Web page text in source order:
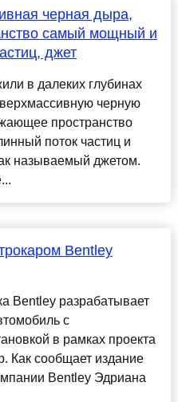
черная дыра,
самый мощный и
джет
в далеких глубинах
черную
пространство
поток частиц и
называемый джетом.
Bentley
Bentley разрабатывает
с
в рамках проекта
Как сообщает издание
Bentley Эдриана